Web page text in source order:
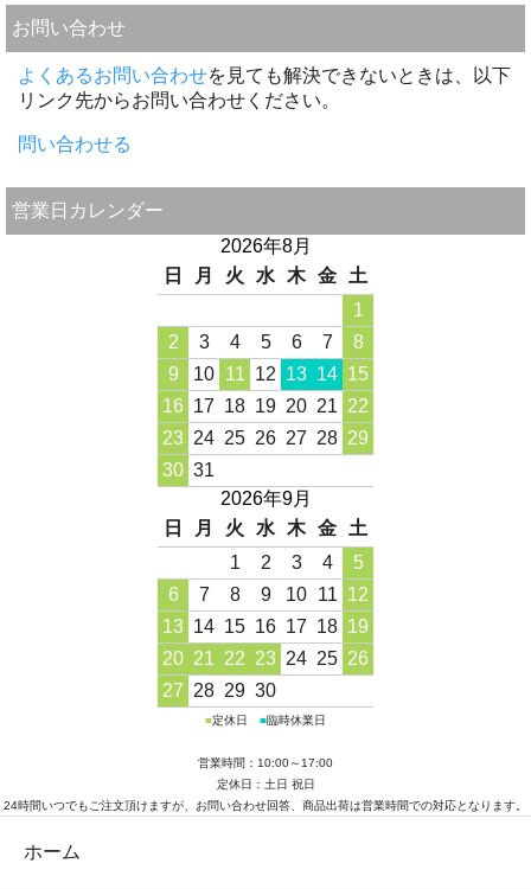
お問い合わせ
よくあるお問い合わせを見ても解決できないときは、以下
リンク先からお問い合わせください。
問い合わせる
営業日カレンダー
2026年8月
日
月 火 水 木 金
土
1
2
3 4 5 6 7
8
9
10 11 12 13 14 15
16 17 18 19 20 21 22
23 24 25 26 27 28 29
30 31
2026年9月
日
月 火 水 木 金
土
1
2 3 4
5
6
7 8 9 10 11 12
13 14 15 16 17 18 19
20 21 22 23 24 25 26
27 28 29 30
■定休日 ■臨時休業日
営業時間：10:00～17:00
定休日：土日 祝日
24時間いつでもご注文頂けますが、お問い合わせ回答、商品出荷は営業時間での対応となります。
ホーム